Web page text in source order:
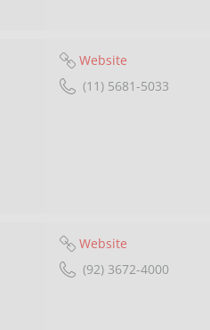
Website
(11) 5681-5033
Website
(92) 3672-4000